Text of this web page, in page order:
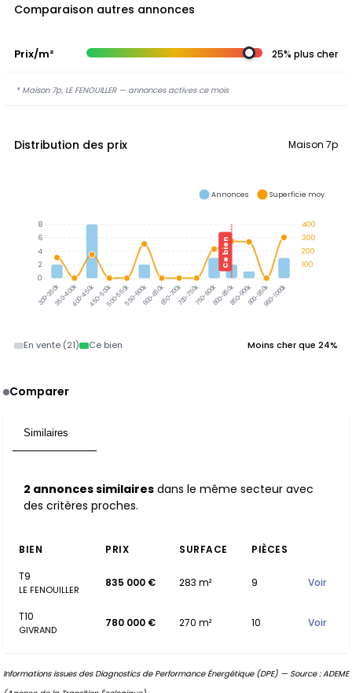
Comparaison autres annonces
Prix/m² 25% plus cher
* Maison 7p, LE FENOUILLER — annonces actives ce mois
Distribution des prix Maison 7p
300-350k350-400k400-450k450-500k500-550k550-600k600-650k650-700k700-750k750-800k800-850k850-900k900-950k950-1000k
Ce bien
400
300
200
100
8
6
4
2
0
Annonces Superficie moy.
En vente (21) Ce bien Moins cher que 24%
Comparer
Similaires
2 annonces similaires dans le même secteur avec
des critères proches.
BIEN PRIX SURFACE
PIÈCES
T9
LE FENOUILLER
835 000 € 283 m² 9 Voir
T10
GIVRAND
780 000 € 270 m² 10 Voir
Informations issues des Diagnostics de Performance Énergétique (DPE) — Source : ADEME